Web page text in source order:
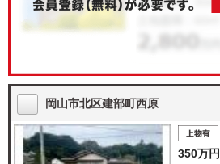
岡山市北区建部町西原
350万円